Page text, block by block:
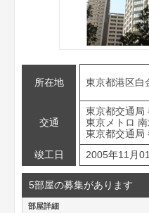
所在地 東京都港区白
交通
東京都交通局
東京メトロ
東京都交通局
竣工日
2005年11月
5部屋の募集があります
部屋詳細